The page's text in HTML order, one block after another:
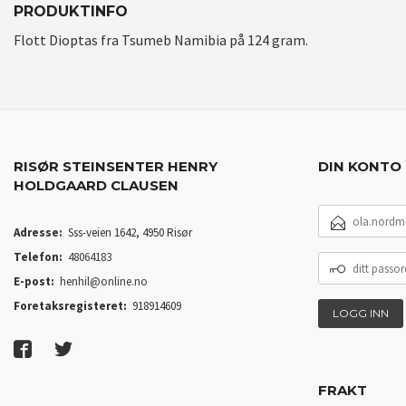
PRODUKTINFO
Flott Dioptas fra Tsumeb Namibia på 124 gram.
RISØR STEINSENTER HENRY
HOLDGAARD CLAUSEN
Adresse: Sss-veien 1642, 4950 Risør
Telefon: 48064183
E-post: henhil@online.no
Foretaksregisteret: 918914609
DIN KONTO
POSTADRESSE
PASSORD
FRAKT